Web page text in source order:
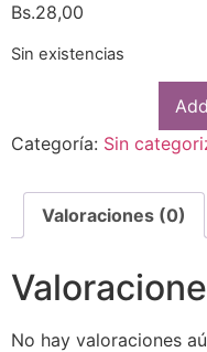
Bs.28,00
Sin existencias
Categoría: Sin
Valoraciones (0)
No hay valoraciones